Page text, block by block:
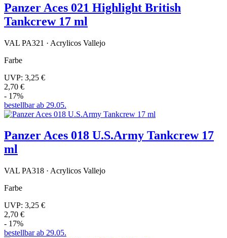
Panzer Aces 021 Highlight British
Tankcrew 17 ml
VAL PA321 · Acrylicos Vallejo
Farbe
UVP: 3,25 €
2,70 €
- 17%
bestellbar ab 29.05.
Panzer Aces 018 U.S.Army Tankcrew 17
ml
VAL PA318 · Acrylicos Vallejo
Farbe
UVP: 3,25 €
2,70 €
- 17%
bestellbar ab 29.05.